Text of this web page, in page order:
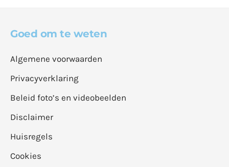
Goed om te weten
Algemene voorwaarden
Privacyverklaring
Beleid foto’s en videobeelden
Disclaimer
Huisregels
Cookies